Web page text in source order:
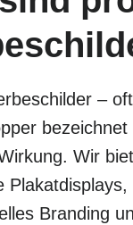
–
Wir
Branding